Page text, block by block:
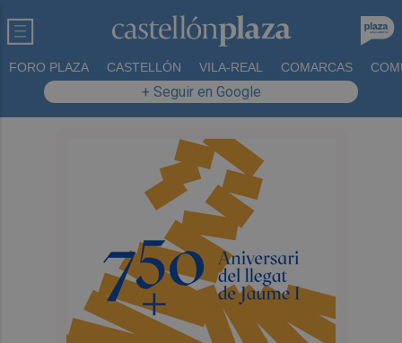
FORO PLAZA CASTELLÓN VILA-REAL COMARCAS
+ Seguir en Google